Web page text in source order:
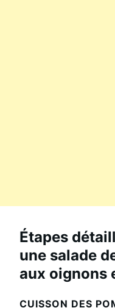
Étapes
une salade
aux oignons
CUISSON DES